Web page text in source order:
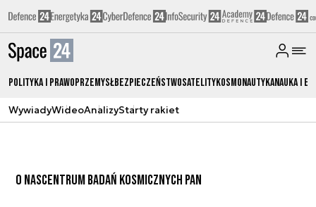
Polityka i prawoPrzemysłBezpieczeństwoSatelityKosmonautykaNauka i
WywiadyWideoAnalizyStarty rakiet
O NASCENTRUM BADAŃ KOSMICZNYCH PAN